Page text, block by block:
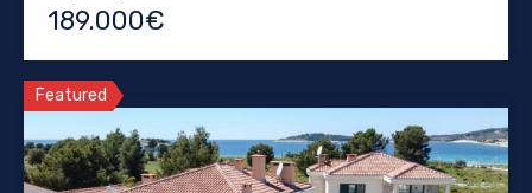
189.000€
Featured